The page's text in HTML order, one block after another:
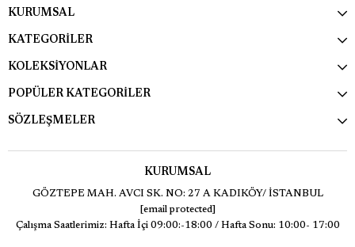
KURUMSAL
KATEGORİLER
KOLEKSİYONLAR
POPÜLER KATEGORİLER
SÖZLEŞMELER
KURUMSAL
GÖZTEPE MAH. AVCI SK. NO: 27 A KADIKÖY/ İSTANBUL
[email protected]
Çalışma Saatlerimiz: Hafta İçi 09:00:-18:00 / Hafta Sonu: 10:00- 17:00